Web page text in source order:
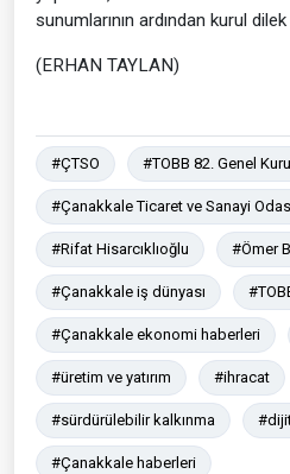
sunumlarının ardından kurul
(ERHAN TAYLAN)
#ÇTSO #TOBB 82. Genel
#Çanakkale Ticaret ve Sanayi
#Rifat Hisarcıklıoğlu #Ömer
#Çanakkale iş dünyası
#Çanakkale ekonomi haberleri
#üretim ve yatırım #ihracat
#sürdürülebilir kalkınma
#Çanakkale haberleri